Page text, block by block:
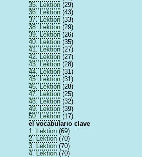
35. Lektion (29)
36. Lektion (43)
37. Lektion (33)
38. Lektion (29)
39. Lektion (26)
40. Lektion (35)
41. Lektion (27)
42. Lektion (27)
43. Lektion (28)
44. Lektion (31)
45. Lektion (31)
46. Lektion (28)
47. Lektion (25)
48. Lektion (32)
49. Lektion (39)
50. Lektion (17)
el vocabulario clave
1. Lektion (69)
2. Lektion (70)
3. Lektion (70)
4. Lektion (70)